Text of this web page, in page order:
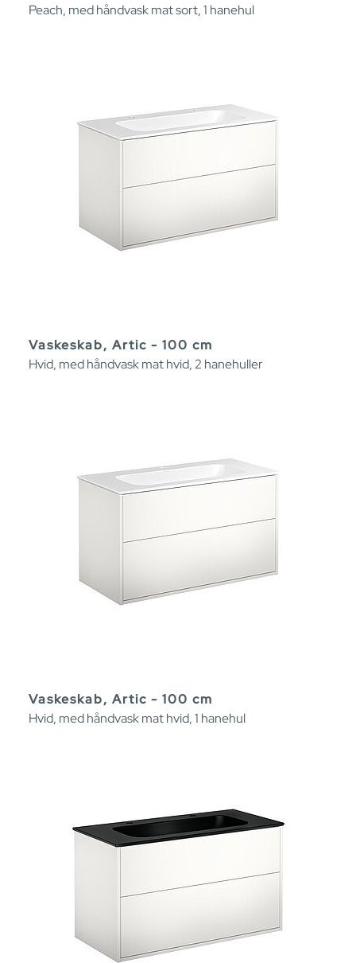
Peach, med håndvask mat sort, 1 hanehul
Vaskeskab, Artic - 100 cm
Hvid, med håndvask mat hvid, 2 hanehuller
Vaskeskab, Artic - 100 cm
Hvid, med håndvask mat hvid, 1 hanehul